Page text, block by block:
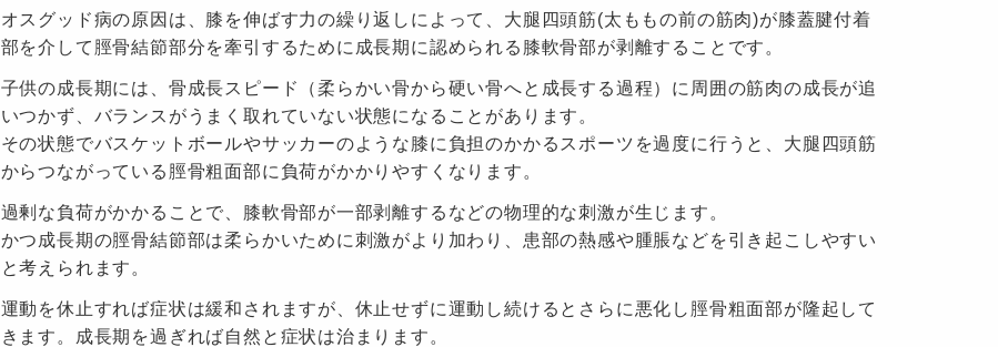
オスグッド病の原因は、膝を伸ばす力の繰り返しによって、大腿四頭筋(太ももの前の筋肉)が膝蓋腱付着
部を介して脛骨結節部分を牽引するために成長期に認められる膝軟骨部が剥離することです。
子供の成長期には、骨成長スピード（柔らかい骨から硬い骨へと成長する過程）に周囲の筋肉の成長が追
いつかず、バランスがうまく取れていない状態になることがあります。
その状態でバスケットボールやサッカーのような膝に負担のかかるスポーツを過度に行うと、大腿四頭筋
からつながっている脛骨粗面部に負荷がかかりやすくなります。
過剰な負荷がかかることで、膝軟骨部が一部剥離するなどの物理的な刺激が生じます。
かつ成長期の脛骨結節部は柔らかいために刺激がより加わり、患部の熱感や腫脹などを引き起こしやすい
と考えられます。
運動を休止すれば症状は緩和されますが、休止せずに運動し続けるとさらに悪化し脛骨粗面部が隆起して
きます。成長期を過ぎれば自然と症状は治まります。